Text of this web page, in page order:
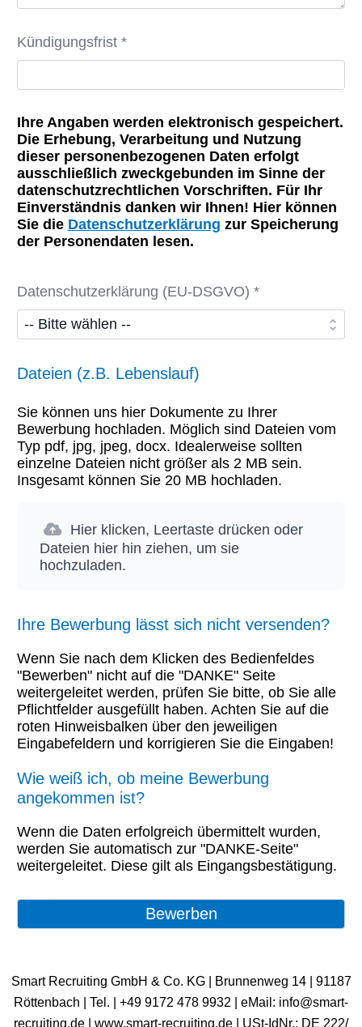
Kündigungsfrist *
Ihre Angaben werden elektronisch gespeichert.
Die Erhebung, Verarbeitung und Nutzung
dieser personenbezogenen Daten erfolgt
ausschließlich zweckgebunden im Sinne der
datenschutzrechtlichen Vorschriften. Für Ihr
Einverständnis danken wir Ihnen! Hier können
Sie die Datenschutzerklärung zur Speicherung
der Personendaten lesen.
Datenschutzerklärung (EU-DSGVO) *
Dateien (z.B. Lebenslauf)
Sie können uns hier Dokumente zu Ihrer
Bewerbung hochladen. Möglich sind Dateien vom
Typ pdf, jpg, jpeg, docx. Idealerweise sollten
einzelne Dateien nicht größer als 2 MB sein.
Insgesamt können Sie 20 MB hochladen.
Hier klicken, Leertaste drücken oder
Dateien hier hin ziehen, um sie
hochzuladen.
Ihre Bewerbung lässt sich nicht versenden?
Wenn Sie nach dem Klicken des Bedienfeldes
"Bewerben" nicht auf die "DANKE" Seite
weitergeleitet werden, prüfen Sie bitte, ob Sie alle
Pflichtfelder ausgefüllt haben. Achten Sie auf die
roten Hinweisbalken über den jeweiligen
Eingabefeldern und korrigieren Sie die Eingaben!
Wie weiß ich, ob meine Bewerbung
angekommen ist?
Wenn die Daten erfolgreich übermittelt wurden,
werden Sie automatisch zur "DANKE-Seite"
weitergeleitet. Diese gilt als Eingangsbestätigung.
Smart Recruiting GmbH & Co. KG | Brunnenweg 14 | 91187
Röttenbach | ​Tel. | +49 9172 478 9932 | eMail: info@smart-
recruiting.de | www.smart-recruiting.de | USt-IdNr.: DE 222/